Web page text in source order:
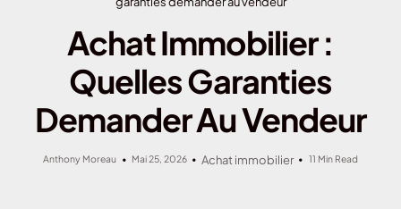
Achat Immobilier :
Quelles Garanties
Demander Au Vendeur
Anthony Moreau Mai 25, 2026 Achat immobilier 11 Min Read